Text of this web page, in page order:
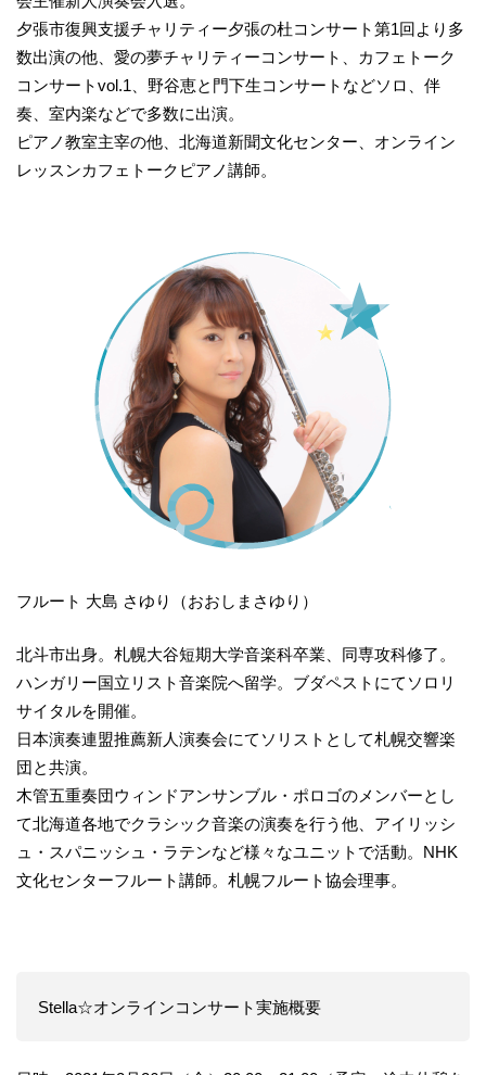
夕張市復興支援チャリティー夕張の杜コンサート第1回より多
数出演の他、愛の夢チャリティーコンサート、カフェトーク
コンサートvol.1、野谷恵と門下生コンサートなどソロ、伴
奏、室内楽などで多数に出演。
ピアノ教室主宰の他、北海道新聞文化センター、オンライン
レッスンカフェトークピアノ講師。
フルート 大島 さゆり（おおしまさゆり）
北斗市出身。札幌大谷短期大学音楽科卒業、同専攻科修了。
ハンガリー国立リスト音楽院へ留学。ブダペストにてソロリ
サイタルを開催。
日本演奏連盟推薦新人演奏会にてソリストとして札幌交響楽
団と共演。
木管五重奏団ウィンドアンサンブル・ポロゴのメンバーとし
て北海道各地でクラシック音楽の演奏を行う他、アイリッシ
ュ・スパニッシュ・ラテンなど様々なユニットで活動。NHK
文化センターフルート講師。札幌フルート協会理事。
Stella☆オンラインコンサート実施概要